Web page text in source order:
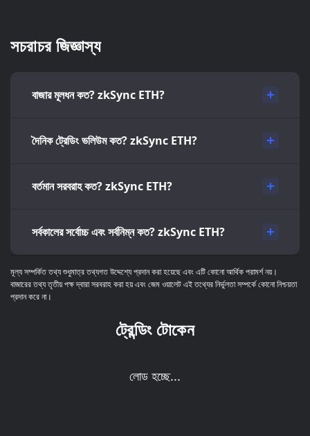
সচরাচর জিজ্ঞাস্য
বাজার মূলধন কত? zkSync ETH?
দৈনিক ট্রেডিং ভলিউম কত? zkSync ETH?
বর্তমান সরবরাহ কত? zkSync ETH?
সর্বকালের সর্বোচ্চ এবং সর্বনিম্ন কত? zkSync ETH?
মূল্য সম্পর্কিত তথ্য শুধুমাত্র তথ্যগত উদ্দেশ্যে প্রদান করা হয়েছে এবং এটি কোনো আর্থিক পরামর্শ নয়।
বাজারের তথ্য তৃতীয় পক্ষ দ্বারা সরবরাহ করা হয় এবং জেম ওয়ালেট এই তথ্যের নির্ভুলতা সম্পর্কে কোনো নিশ্চয়তা
প্রদান করে না।
ট্রেন্ডিং টোকেন
লোড হচ্ছে...